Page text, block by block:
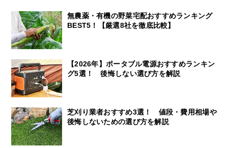
無農薬・有機の野菜宅配おすすめランキング
BEST5！【厳選8社を徹底比較】
【2026年】ポータブル電源おすすめランキン
グ5選！ 後悔しない選び方を解説
芝刈り業者おすすめ3選！ 値段・費用相場や
後悔しないための選び方を解説